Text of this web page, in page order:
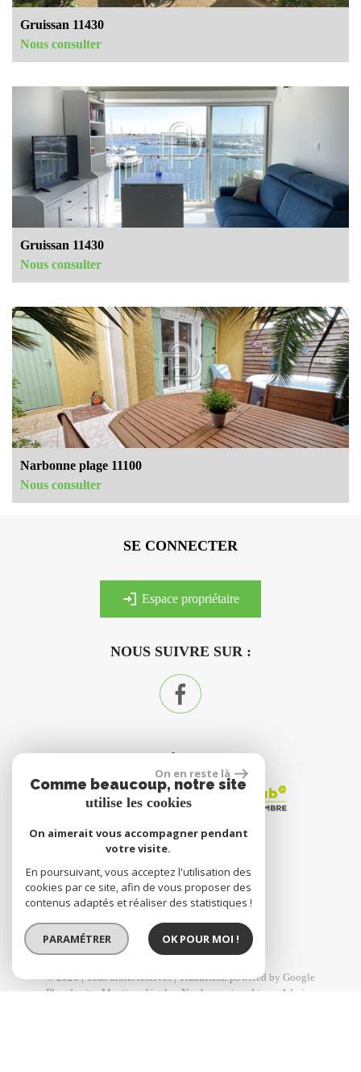
Gruissan 11430
Nous consulter
Gruissan 11430
Nous consulter
Narbonne plage 11100
Nous consulter
NOUS SUIVRE SUR :
SE CONNECTER
espace propriétaire
site réalisé par
© 2026 | Tous droits réservés | Traduction powered by Google
Plan du site Mentions légales Nos honoraires Liens
Admin
On en reste là
Comme beaucoup, notre site
utilise les cookies
On aimerait vous accompagner pendant
votre visite.
En poursuivant, vous acceptez l'utilisation des
cookies par ce site, afin de vous proposer des
contenus adaptés et réaliser des statistiques !
PARAMÉTRER OK POUR MOI !